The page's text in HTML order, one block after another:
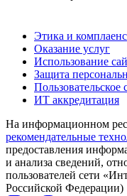
Этика и комплаенс
Оказание услуг
Использование
Защита
Пользовательское
ИТ аккредитация
На информационном
рекомендательные
предоставления
и анализа сведений,
пользователей сети
Российской Федерации)